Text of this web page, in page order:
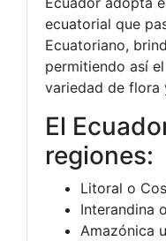
ecuatorial que
Ecuatoriano,
permitiendo así
variedad de flora
El
regiones:
Litoral o
Interandina
Amazónica